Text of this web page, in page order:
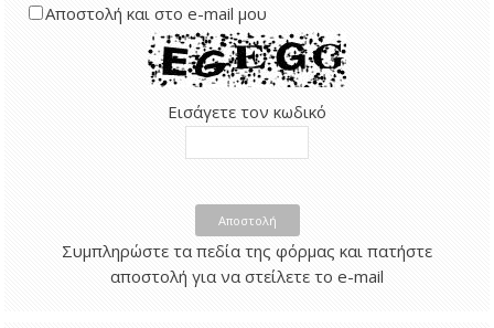
Αποστολή και στο e-mail μου
Εισάγετε τον κωδικό
Αποστολή
Συμπληρώστε τα πεδία της φόρμας και πατήστε
αποστολή για να στείλετε το e-mail